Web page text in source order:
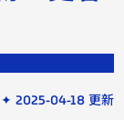
✦ 2025-04-18 更新